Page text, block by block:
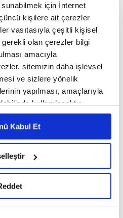
için İnternet
kişilere ait çerezler
vasıtasıyla çeşitli kişisel
olan çerezler bilgi
amacıyla
sitemizin daha işlevsel
ve sizlere yönelik
yapılması, amaçlarıyla
kullanılacaktır.
çerez paneli vasıtasıyla
ilişkin detaylı bilgi için
Çerez Bilgilendirme
Aydınlatma Metnimizi
kapsamında
faaliyetleri ile ilgili daha
Kabul Et
Finansal Danışmanlık
raporu
büyüme fırsatlarını
birer birer aştığını
Avrupa'da artan orta
doğal kaynaklarla
var. Bu özellikler,
aksaklıkları kolayca
tedarik zincirlerini
dönemde şirketlere
sağlıyor." diye yorumladı.